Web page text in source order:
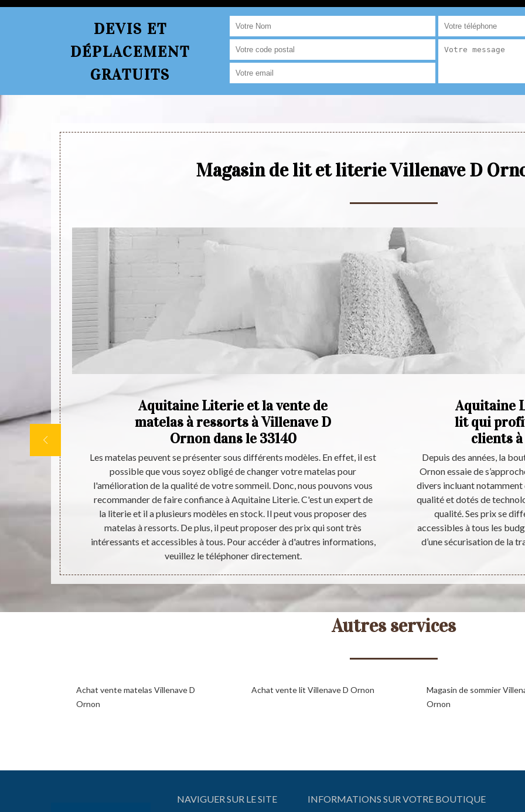
DEVIS ET
DÉPLACEMENT
GRATUITS
Magasin de lit et literie Villenave D
surtout en
Aquitaine Literie et la vente de
matelas à ressorts à Villenave D
Ornon dans le 33140
Les matelas peuvent se présenter sous différents modèles. En effet, il est
possible que vous soyez obligé de changer votre matelas pour
l'amélioration de la qualité de votre sommeil. Donc, nous pouvons vous
recommander de faire confiance à Aquitaine Literie. C'est un expert de
la literie et il a plusieurs modèles en stock. Il peut vous proposer des
matelas à ressorts. De plus, il peut proposer des prix qui sont très
intéressants et accessibles à tous. Pour accéder à d'autres informations,
veuillez le téléphoner directement.
Aquitaine
lit qui
clients
Depuis des années, la
Ornon essaie de
divers incluant
qualité et dotés de
qualité. Ses prix se
accessibles à tous les
d’une sécurisation de la
Autres services
Achat vente matelas Villenave D
Ornon
Achat vente lit Villenave D Ornon
Magasin de sommier
Ornon
NAVIGUER SUR LE SITE INFORMATIONS SUR VOTRE BOUTIQUE